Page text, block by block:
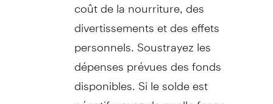
divertissements et des effets
personnels. Soustrayez les
dépenses prévues des fonds
disponibles. Si le solde est